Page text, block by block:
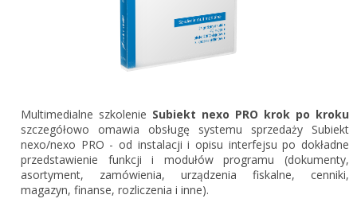
Gestor nexo PRO krok po kroku
KSeF w Subiekcie GT
KSeF w Subiekcie nexo/nexo PRO
Portal Dokumentów z obsługą KSeF dla firm
Portal Dokumentów z obsługą KSeF dla biur
rachunkowych
Logowanie do Akademi InsERT
Login
Multimedialne szkolenie Subiekt nexo PRO krok po kroku
szczegółowo omawia obsługę systemu sprzedaży Subiekt
nexo/nexo PRO - od instalacji i opisu interfejsu po dokładne
przedstawienie funkcji i modułów programu (dokumenty,
asortyment, zamówienia, urządzenia fiskalne, cenniki,
magazyn, finanse, rozliczenia i inne).